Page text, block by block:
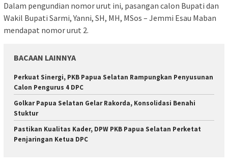
Dalam pengundian nomor urut ini, pasangan calon Bupati dan
Wakil Bupati Sarmi, Yanni, SH, MH, MSos – Jemmi Esau Maban
mendapat nomor urut 2.
BACAAN LAINNYA
Perkuat Sinergi, PKB Papua Selatan Rampungkan Penyusunan
Calon Pengurus 4 DPC
Golkar Papua Selatan Gelar Rakorda, Konsolidasi Benahi
Stuktur
Pastikan Kualitas Kader, DPW PKB Papua Selatan Perketat
Penjaringan Ketua DPC